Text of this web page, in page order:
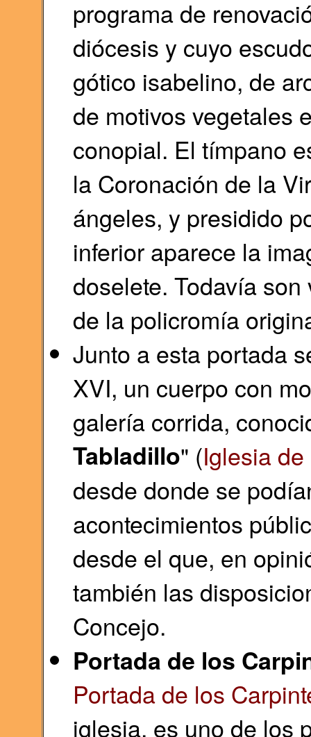
programa de
diócesis y cuyo
gótico isabelino, de
de motivos vegetales
conopial. El tímpano
la Coronación de la
ángeles, y presidido
inferior aparece la
doselete. Todavía
de la policromía
Junto a esta portada
XVI, un cuerpo con
galería corrida,
Tabladillo" (Iglesia
desde donde se
acontecimientos
desde el que, en
también las
Concejo.
Portada de los
Portada de los
iglesia, es uno de los